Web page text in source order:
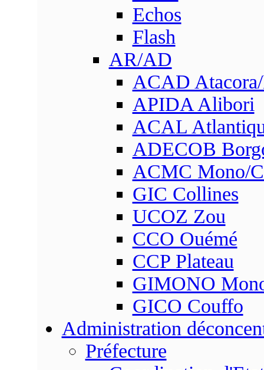
Echos
Flash
AR/AD
ACAD
APIDA Alibori
ACAL
ADECOB
ACMC Mono/
GIC Collines
UCOZ Zou
CCO Ouémé
CCP Plateau
GIMONO
GICO Couffo
Administration
Préfecture